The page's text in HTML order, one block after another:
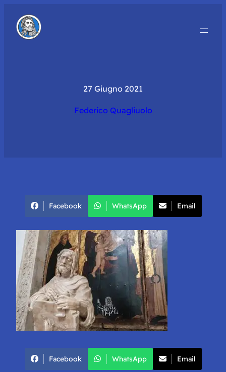
27 Giugno 2021
Federico Quagliuolo
Facebook WhatsApp Email
Facebook WhatsApp Email